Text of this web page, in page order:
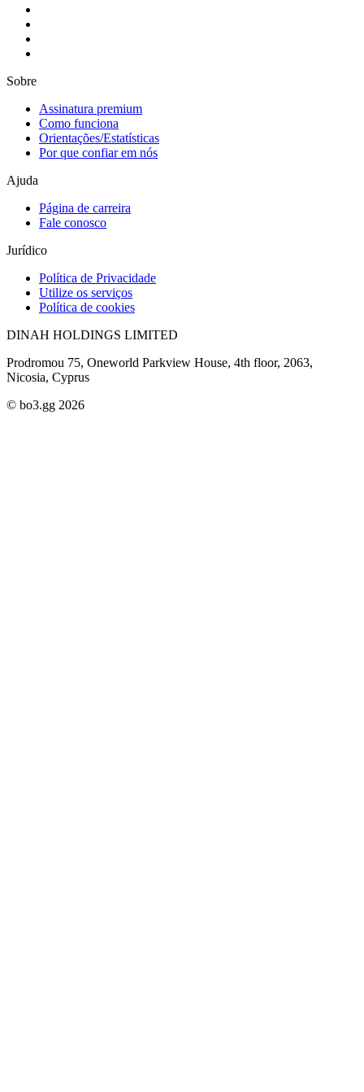
Sobre
Assinatura premium
Como funciona
Orientações/Estatísticas
Por que confiar em nós
Ajuda
Página de carreira
Fale conosco
Jurídico
Política de Privacidade
Utilize os serviços
Política de cookies
DINAH HOLDINGS LIMITED
Prodromou 75, Oneworld Parkview House, 4th floor, 2063,
Nicosia, Cyprus
© bo3.gg 2026